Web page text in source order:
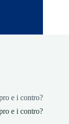
e i contro?
e i contro?